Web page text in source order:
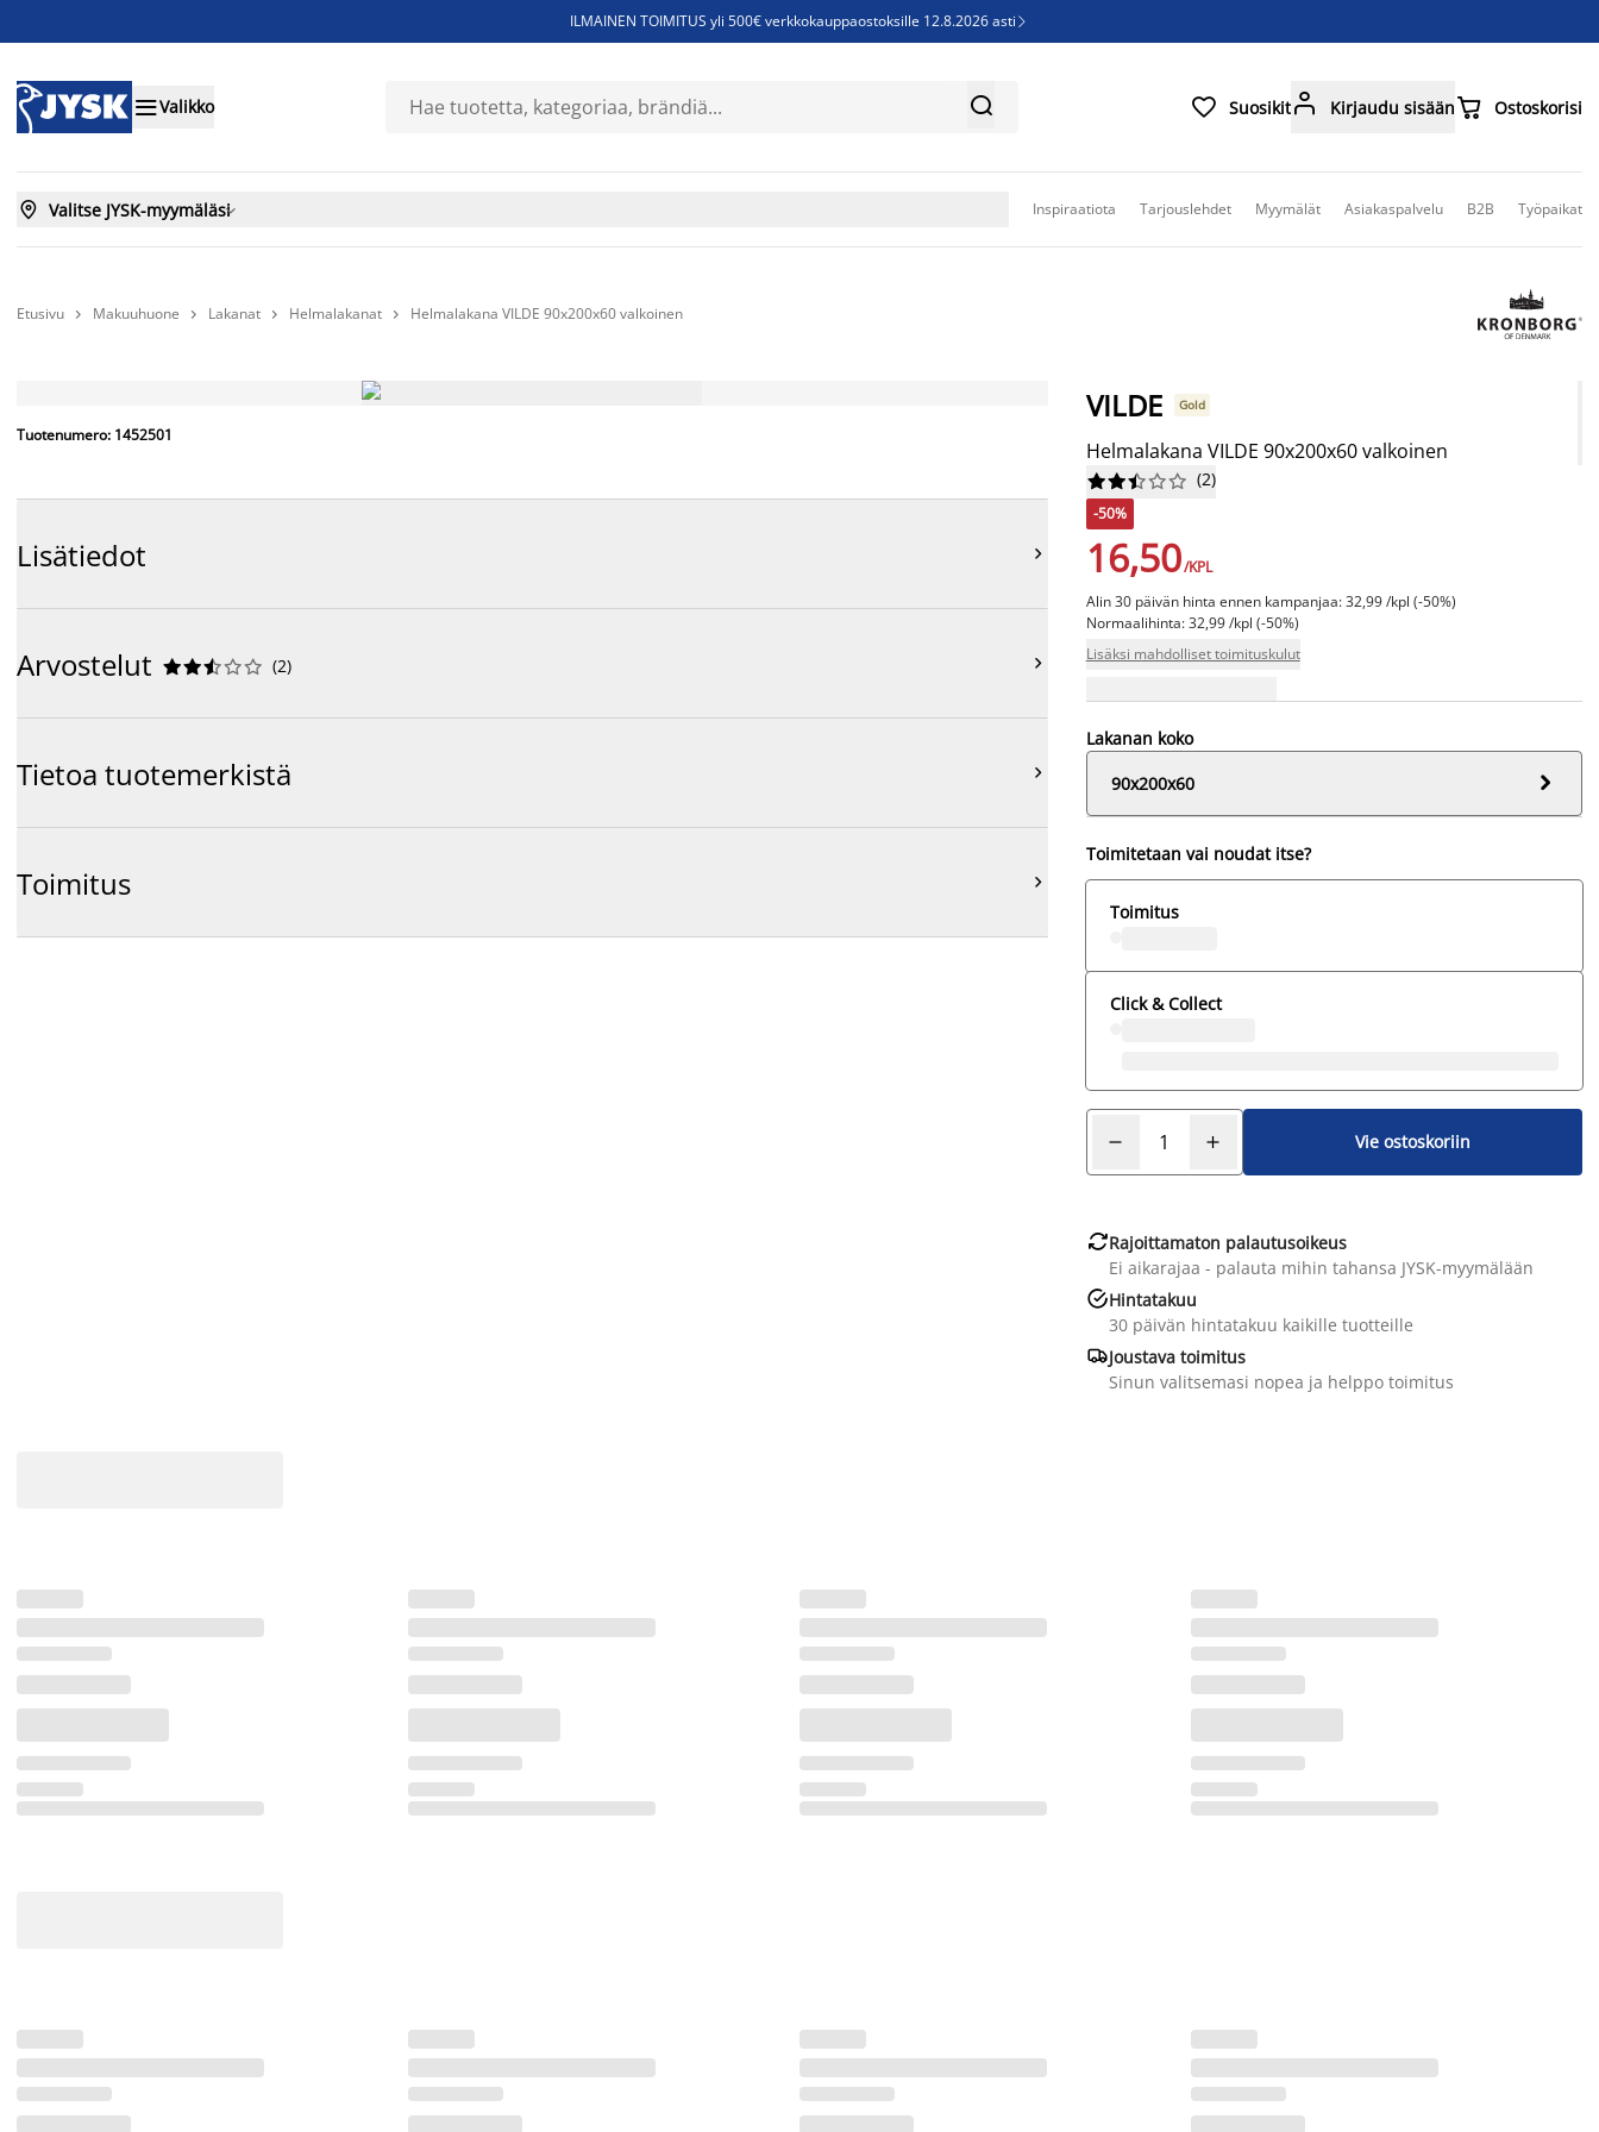
ILMAINEN TOIMITUS yli 500€ verkkokauppaostoksille 12.8.2026 asti 
Sijauspatjoja - Säästä jopa 60%
Valikko   Suosikit Kirjaudu sisään Ostoskorisi
 Valitse JYSK-myymäläsi Inspiraatiota Tarjouslehdet Myymälät Asiakaspalvelu B2B Työpaikat
Etusivu  Makuuhuone  Lakanat  Helmalakanat  Helmalakana VILDE 90x200x60 valkoinen
Huipputarjous
Tuotenumero: 1452501
Lisätiedot 
Arvostelut 




 (2) 
Tietoa tuotemerkistä 
Toimitus 
VILDE Gold
Helmalakana VILDE 90x200x60 valkoinen





 (2)
-50%
16,50/KPL
Alin 30 päivän hinta ennen kampanjaa: 32,99 /kpl (-50%)
Normaalihinta: 32,99 /kpl (-50%)
Lisäksi mahdolliset toimituskulut
Lakanan koko
90x200x60

Toimitetaan vai noudat itse?
Toimitus
Click & Collect
Vie ostoskoriin
Rajoittamaton palautusoikeus
Ei aikarajaa - palauta mihin tahansa JYSK-myymälään
Hintatakuu
30 päivän hintatakuu kaikille tuotteille
Joustava toimitus
Sinun valitsemasi nopea ja helppo toimitus